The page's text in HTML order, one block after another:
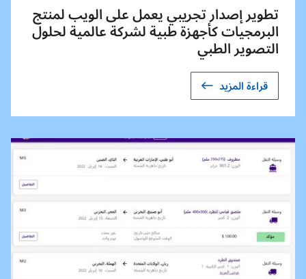
تطوير إصدار تجريبي يعمل على الويب لمنتج
البرمجيات كأجهزة طبية لشركة عالمية لحلول
التصوير الطبي
قراءة المزيد